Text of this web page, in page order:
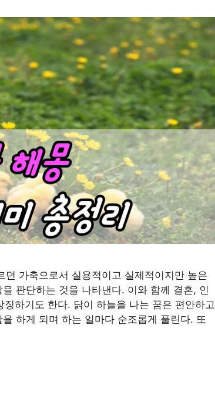
가축으로서 실용적이고 실제적이지만 높은
판단하는 것을 나타낸다. 이와 함께 결혼, 인
하기도 한다. 닭이 하늘을 나는 꿈은 편안하고
하게 되며 하는 일마다 순조롭게 풀린다. 또